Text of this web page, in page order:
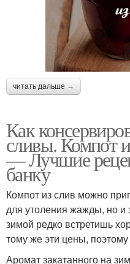
читать дальше →
Как
сливы. Компот
— Лучшие
банку
Компот из слив можно
для утоления жажды, но и
зимой редко встретишь
тому же эти цены,
Аромат закатанного на